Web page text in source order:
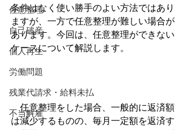
任意整理
自己破産
個人再生
労働問題
残業代請求・給料未払
不当解雇
条件はなく使い勝手のよい方法ではあり
ますが、一方で任意整理が難しい場合が
あります。今回は、任意整理ができない
ケースについて解説します。
任意整理をした場合、一般的に返済額
は減少するものの、毎月一定額を返済す